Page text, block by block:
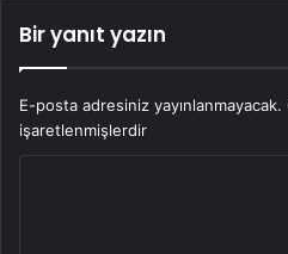
Bir yanıt yazın
E-posta adresiniz yayınlanmayacak.
işaretlenmişlerdir